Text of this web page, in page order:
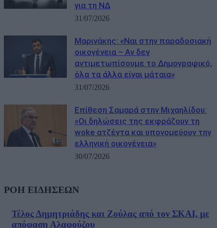
για τη ΝΔ
31/07/2026
Μαρινάκης: «Ναι στην παραδοσιακή
οικογένεια – Αν δεν
αντιμετωπίσουμε το Δημογραφικό,
όλα τα άλλα είναι μάταια»
31/07/2026
Eπίθεση Σαμαρά στην Μιχαηλίδου:
«Οι δηλώσεις της εκφράζουν τη
woke ατζέντα και υπονομεύουν την
ελληνική οικογένεια»
30/07/2026
ΡΟΗ ΕΙΔΗΣΕΩΝ
Τέλος Δημητριάδης και Ζούλας από τον ΣΚΑΙ, με
απόφαση Αλαφούζου